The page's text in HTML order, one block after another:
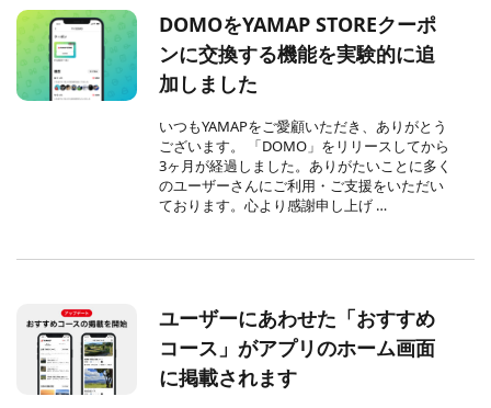
DOMOをYAMAP STOREクーポ
ンに交換する機能を実験的に追
加しました
いつもYAMAPをご愛顧いただき、ありがとう
ございます。 「DOMO」をリリースしてから
3ヶ月が経過しました。ありがたいことに多く
のユーザーさんにご利用・ご支援をいただい
ております。心より感謝申し上げ …
ユーザーにあわせた「おすすめ
コース」がアプリのホーム画面
に掲載されます